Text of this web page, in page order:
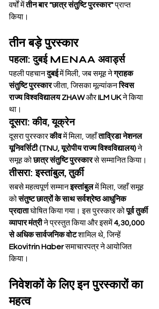
वर्षों में तीन बार "छात्र संतुष्टि पुरस्कार" प्राप्त
किया।
तीन बड़े पुरस्कार
पहला: दुबई MENAA अवार्ड्स
पहली पहचान दुबई में मिली, जब समूह ने ग्राहक
संतुष्टि पुरस्कार जीता, जिसका मूल्यांकन स्विस
राज्य विश्वविद्यालय ZHAW और ILM UK ने किया
था।
दूसरा: कीव, यूक्रेन
दूसरा पुरस्कार कीव में मिला, जहाँ ताव्रिडा नेशनल
यूनिवर्सिटी (TNU, यूरोपीय राज्य विश्वविद्यालय) ने
समूह को छात्र संतुष्टि पुरस्कार से सम्मानित किया।
तीसरा: इस्तांबुल, तुर्की
सबसे महत्वपूर्ण सम्मान इस्तांबुल में मिला, जहाँ समूह
को संतुष्ट छात्रों के साथ सर्वश्रेष्ठ आधुनिक
प्रदाता घोषित किया गया। इस पुरस्कार को पूर्व तुर्की
व्यापार मंत्री ने प्रस्तुत किया और इसमें 4,30,000
से अधिक सार्वजनिक वोट शामिल थे, जिन्हें
Ekovitrin Haber समाचारपत्र ने आयोजित
किया।
निवेशकों के लिए इन पुरस्कारों का
महत्व